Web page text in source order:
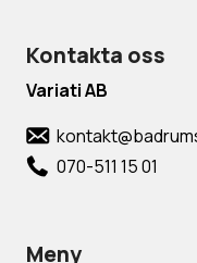
Kontakta oss
Variati AB
070-511 15 01
Meny